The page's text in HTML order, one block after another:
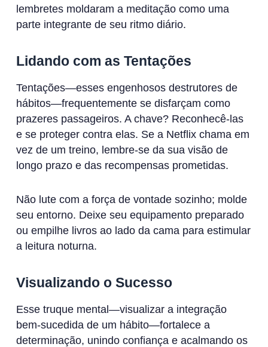
lembretes moldaram a meditação como uma
parte integrante de seu ritmo diário.
Lidando com as Tentações
Tentações—esses engenhosos destrutores de
hábitos—frequentemente se disfarçam como
prazeres passageiros. A chave? Reconhecê-las
e se proteger contra elas. Se a Netflix chama em
vez de um treino, lembre-se da sua visão de
longo prazo e das recompensas prometidas.
Não lute com a força de vontade sozinho; molde
seu entorno. Deixe seu equipamento preparado
ou empilhe livros ao lado da cama para estimular
a leitura noturna.
Visualizando o Sucesso
Esse truque mental—visualizar a integração
bem-sucedida de um hábito—fortalece a
determinação, unindo confiança e acalmando os